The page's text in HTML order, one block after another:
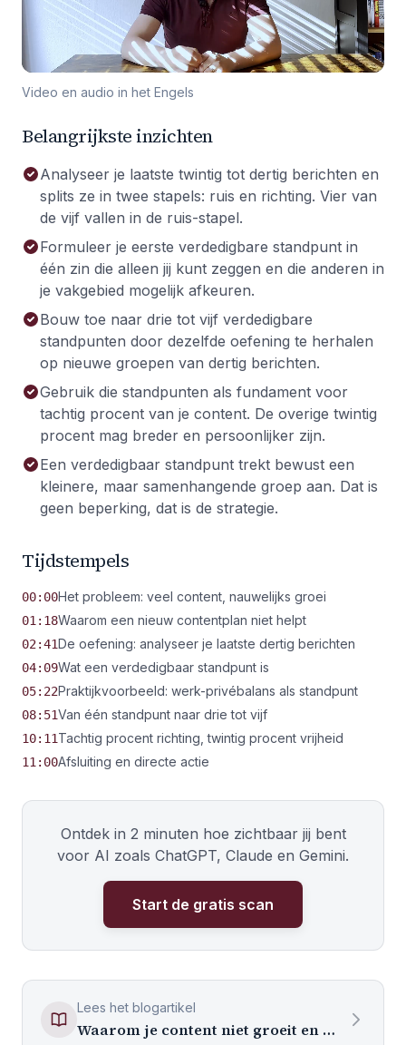
Video en audio in het Engels
Belangrijkste inzichten
Analyseer je laatste twintig tot dertig berichten en
splits ze in twee stapels: ruis en richting. Vier van
de vijf vallen in de ruis-stapel.
Formuleer je eerste verdedigbare standpunt in
één zin die alleen jij kunt zeggen en die anderen in
je vakgebied mogelijk afkeuren.
Bouw toe naar drie tot vijf verdedigbare
standpunten door dezelfde oefening te herhalen
op nieuwe groepen van dertig berichten.
Gebruik die standpunten als fundament voor
tachtig procent van je content. De overige twintig
procent mag breder en persoonlijker zijn.
Een verdedigbaar standpunt trekt bewust een
kleinere, maar samenhangende groep aan. Dat is
geen beperking, dat is de strategie.
Tijdstempels
00:00Het probleem: veel content, nauwelijks groei
01:18Waarom een nieuw contentplan niet helpt
02:41De oefening: analyseer je laatste dertig berichten
04:09Wat een verdedigbaar standpunt is
05:22Praktijkvoorbeeld: werk-privébalans als standpunt
08:51Van één standpunt naar drie tot vijf
10:11Tachtig procent richting, twintig procent vrijheid
11:00Afsluiting en directe actie
Ontdek in 2 minuten hoe zichtbaar jij bent
voor AI zoals ChatGPT, Claude en Gemini.
Start de gratis scan
Lees het blogartikel
Waarom je content niet groeit en wat een verdedigbare positie daaraan verandert